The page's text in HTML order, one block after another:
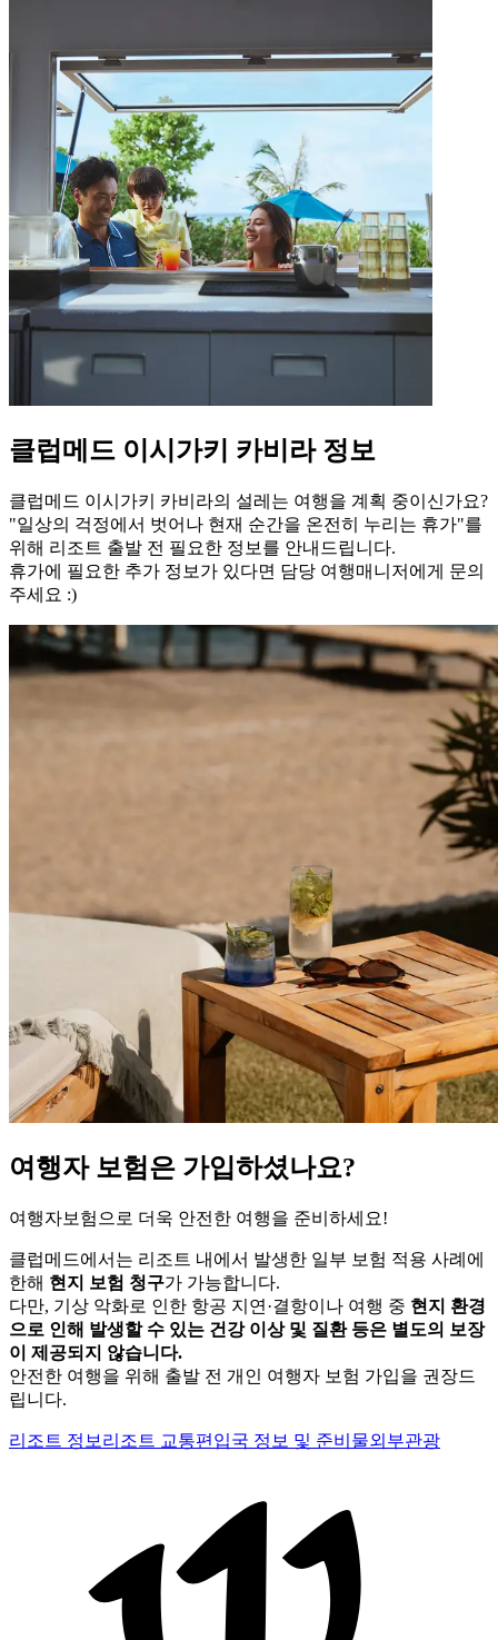
클럽메드 이시가키 카비라 정보
클럽메드 이시가키 카비라의 설레는 여행을 계획 중이신가요?
"일상의 걱정에서 벗어나 현재 순간을 온전히 누리는 휴가"를
위해 리조트 출발 전 필요한 정보를 안내드립니다.
휴가에 필요한 추가 정보가 있다면 담당 여행매니저에게 문의
주세요 :)
여행자 보험은 가입하셨나요?
여행자보험으로 더욱 안전한 여행을 준비하세요!
클럽메드에서는 리조트 내에서 발생한 일부 보험 적용 사례에
한해 현지 보험 청구가 가능합니다.
다만, 기상 악화로 인한 항공 지연·결항이나 여행 중 현지 환경
으로 인해 발생할 수 있는 건강 이상 및 질환 등은 별도의 보장
이 제공되지 않습니다.
안전한 여행을 위해 출발 전 개인 여행자 보험 가입을 권장드
립니다.
리조트 정보 리조트 교통편 입국 정보 및 준비물외부관광